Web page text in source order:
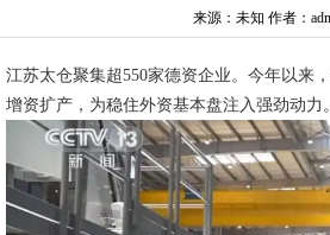
来源：未知 作者：
江苏太仓聚集超550家德资企业。今年以来
增资扩产，为稳住外资基本盘注入强劲动力。